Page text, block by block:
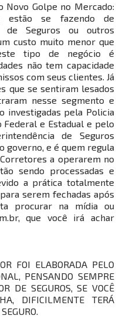
Novo Golpe no Mercado:
estão se fazendo de
de Seguros ou outros
custo muito menor que
tipo de negócio é
não tem capacidade
com seus clientes. Já
que se sentiram lesados
nesse segmento e
investigadas pela Policia
e Estadual e pelo
de Seguros
governo, e é quem regula
a operarem no
sendo processadas e
a prática totalmente
serem fechadas após
procurar na mídia ou
que você irá achar
FOI ELABORADA PELO
PENSANDO SEMPRE
DE SEGUROS, SE VOCÊ
DIFICILMENTE TERÁ